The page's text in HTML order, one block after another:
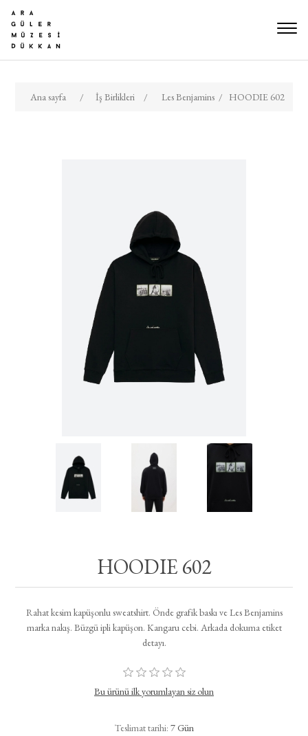
Ana sayfa / İş Birlikleri / Les Benjamins / HOODIE 602
HOODIE 602
Rahat kesim kapüşonlu sweatshirt. Önde grafik baskı ve Les Benjamins
marka nakış. Büzgü ipli kapüşon. Kangaru cebi. Arkada dokuma etiket
detayı.
Bu ürünü ilk yorumlayan siz olun
Teslimat tarihi: 7 Gün